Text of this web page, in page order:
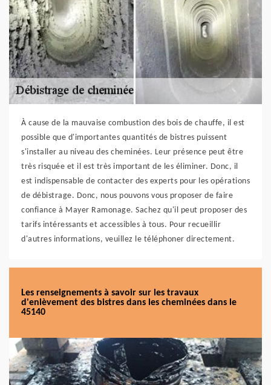
À cause de la mauvaise combustion des bois de chauffe, il est
possible que d'importantes quantités de bistres puissent
s'installer au niveau des cheminées. Leur présence peut être
très risquée et il est très important de les éliminer. Donc, il
est indispensable de contacter des experts pour les opérations
de débistrage. Donc, nous pouvons vous proposer de faire
confiance à Mayer Ramonage. Sachez qu'il peut proposer des
tarifs intéressants et accessibles à tous. Pour recueillir
d'autres informations, veuillez le téléphoner directement.
Les renseignements à savoir sur les travaux
d'enlèvement des bistres dans les cheminées dans le
45140